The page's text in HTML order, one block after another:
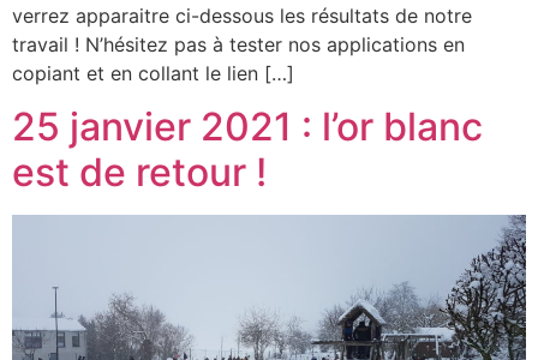
verrez apparaitre ci-dessous les résultats de notre
travail ! N’hésitez pas à tester nos applications en
copiant et en collant le lien […]
25 janvier 2021 : l’or blanc
est de retour !